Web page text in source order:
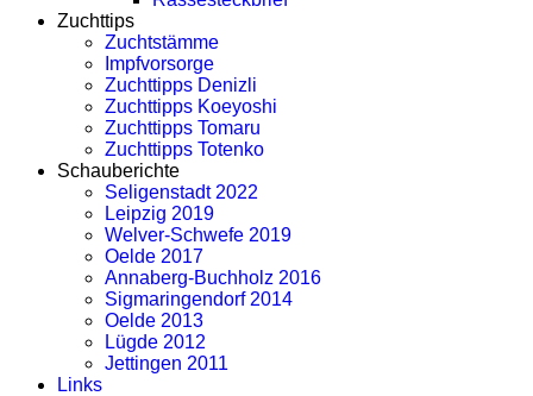
Zuchttips
Zuchtstämme
Impfvorsorge
Zuchttipps Denizli
Zuchttipps Koeyoshi
Zuchttipps Tomaru
Zuchttipps Totenko
Schauberichte
Seligenstadt 2022
Leipzig 2019
Welver-Schwefe 2019
Oelde 2017
Annaberg-Buchholz 2016
Sigmaringendorf 2014
Oelde 2013
Lügde 2012
Jettingen 2011
Links